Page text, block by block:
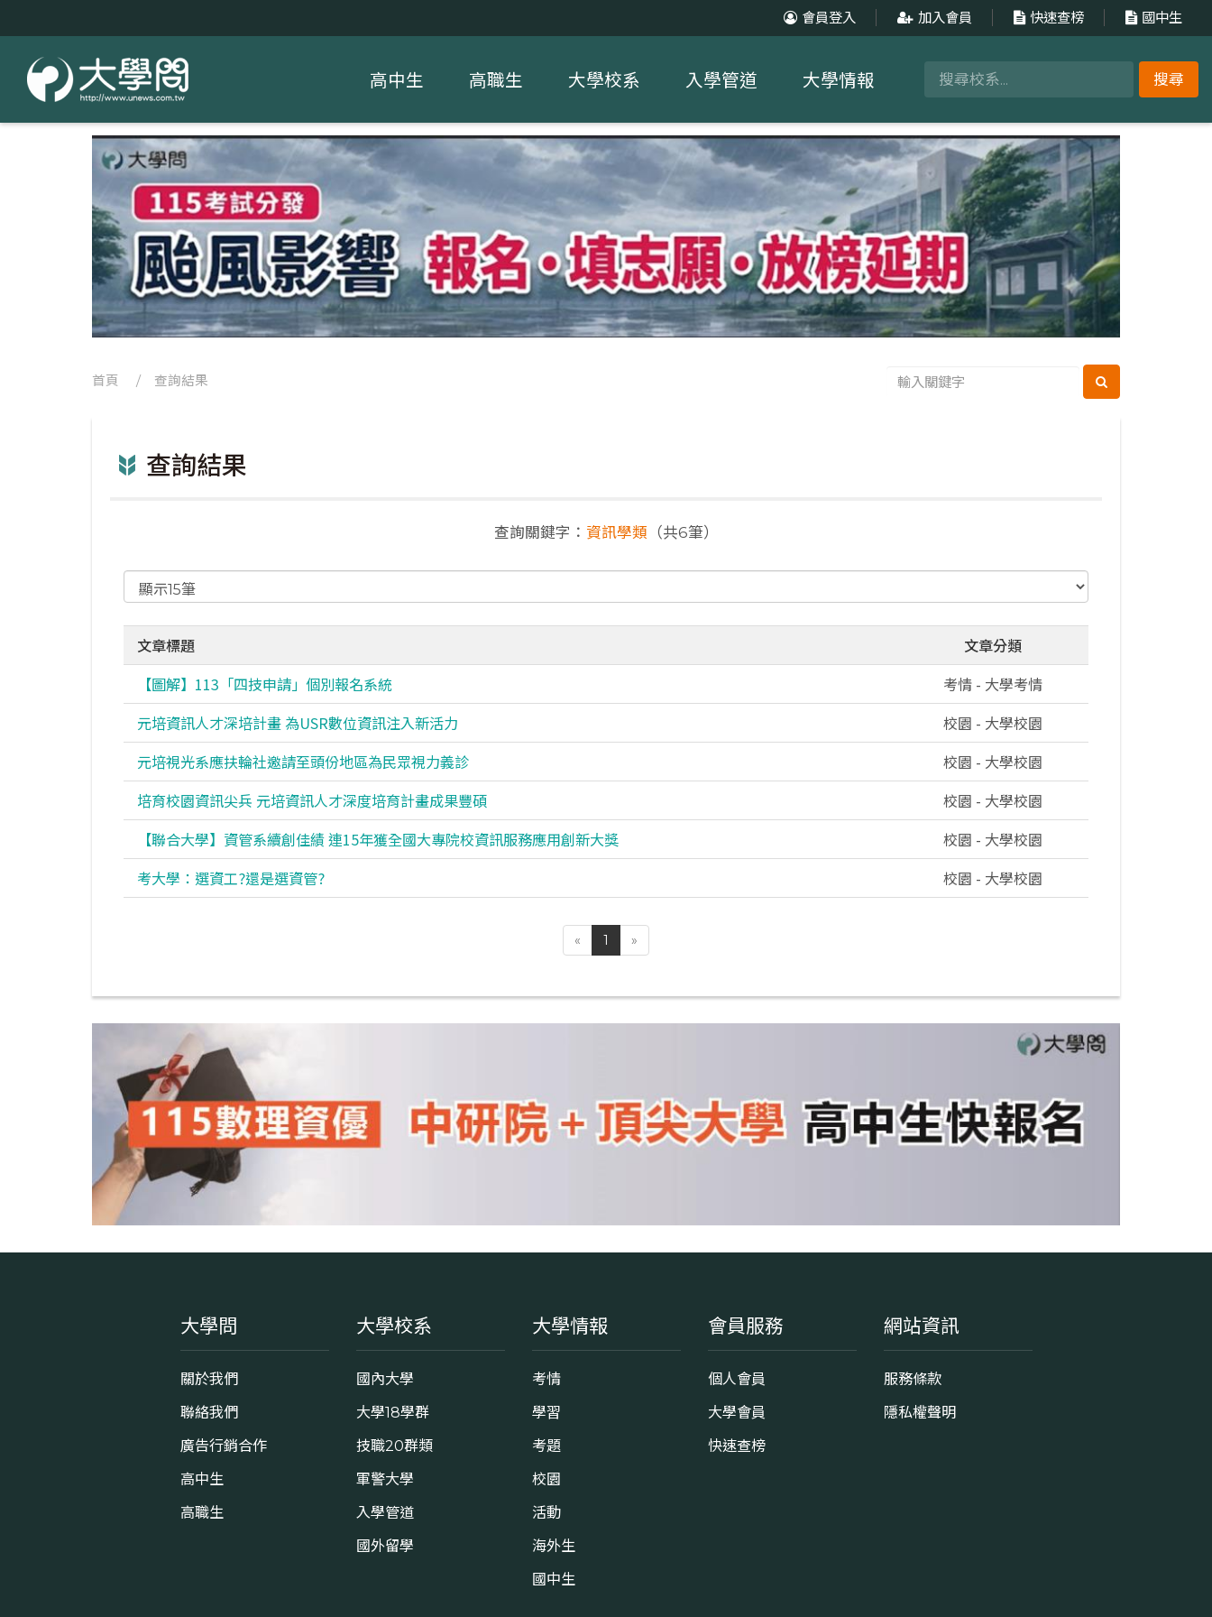
會員登入 加入會員 快速查榜 國中生
搜尋
高中生 高職生 大學校系 入學管道 大學情報
首頁 / 查詢結果
查詢結果
查詢關鍵字： 資訊學類 （共6筆）
文章標題
文章分類
【圖解】113「四技申請」個別報名系統
考情 - 大學考情
元培資訊人才深培計畫 為USR數位資訊注入新活力
校園 - 大學校園
元培視光系應扶輪社邀請至頭份地區為民眾視力義診
校園 - 大學校園
培育校園資訊尖兵 元培資訊人才深度培育計畫成果豐碩
校園 - 大學校園
【聯合大學】資管系續創佳績 連15年獲全國大專院校資訊服務應用創新大獎
校園 - 大學校園
考大學：選資工?還是選資管?
校園 - 大學校園
« 1 »
大學問
關於我們
聯絡我們
廣告行銷合作
高中生
高職生
大學校系
國內大學
大學18學群
技職20群類
軍警大學
入學管道
國外留學
大學情報
考情
學習
考題
校園
活動
海外生
國中生
會員服務
個人會員
大學會員
快速查榜
網站資訊
服務條款
隱私權聲明